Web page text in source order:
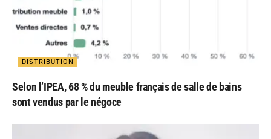
DISTRIBUTION
Selon l’IPEA, 68 % du meuble français de salle de bains
sont vendus par le négoce